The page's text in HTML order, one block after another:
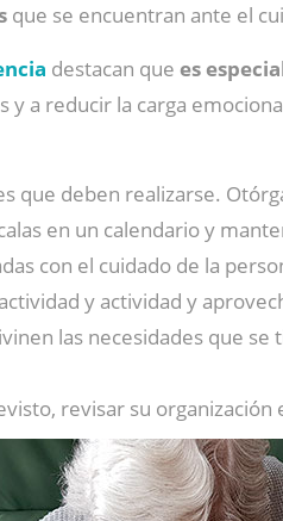
que se encuentran ante el
destacan que es
y a reducir la carga
que deben realizarse.
en un calendario y
con el cuidado de la
y actividad y
las necesidades que se
revisar su